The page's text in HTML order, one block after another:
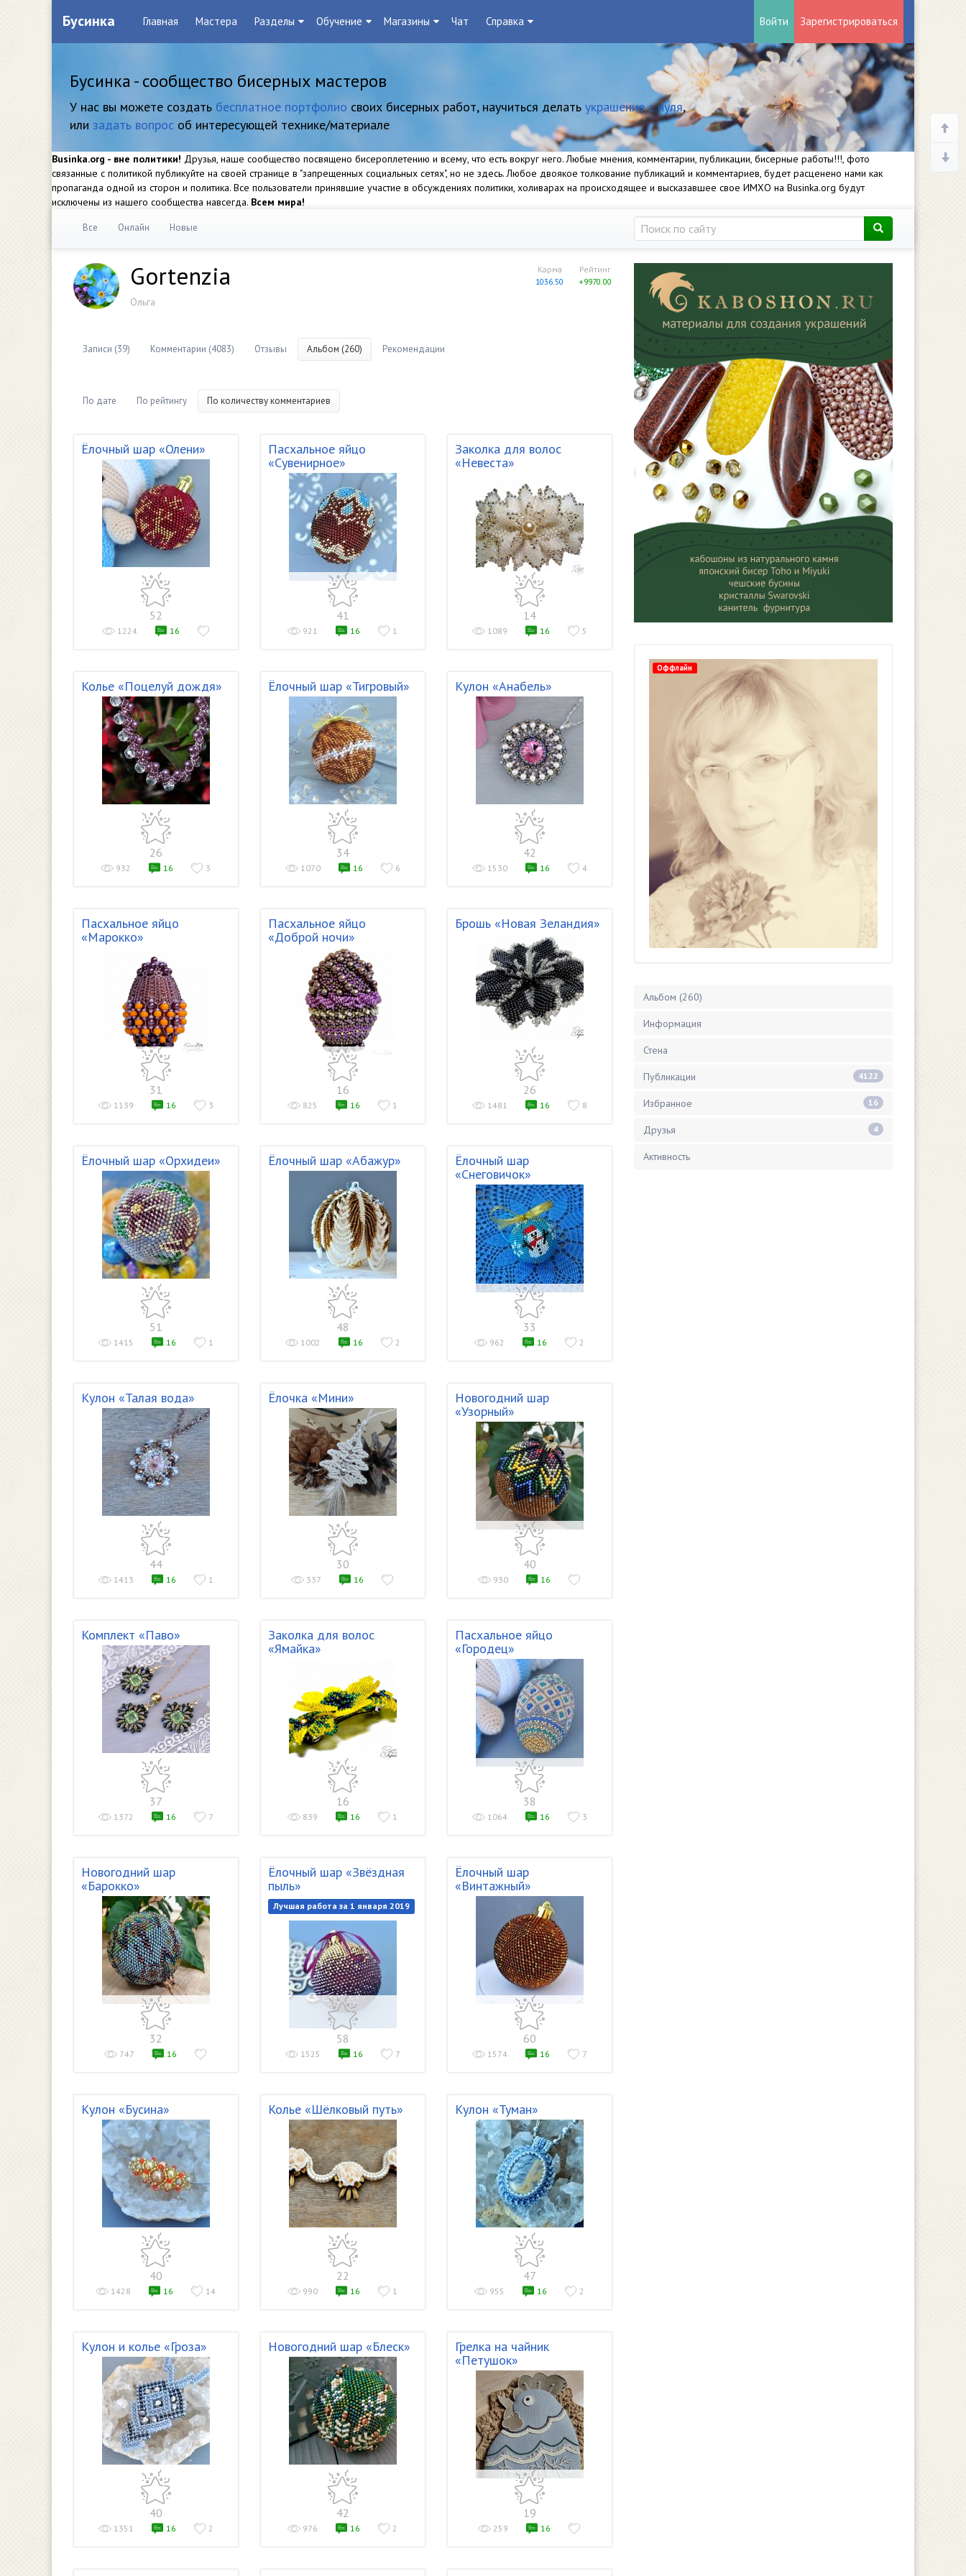
Бусинка Главная Мастера Разделы Обучение Магазины Чат Справка Войти Зарегистрироваться
Бусинка - сообщество бисерных мастеров
У нас вы можете создать бесплатное портфолио своих бисерных работ, научиться делать украшение с нуля,
или задать вопрос об интересующей технике/материале
Businka.org - вне политики! Друзья, наше сообщество посвящено бисероплетению и всему, что есть вокруг него. Любые мнения, комментарии, публикации, бисерные работы!!!, фото
связанные с политикой публикуйте на своей странице в "запрещенных социальных сетях", но не здесь. Любое двоякое толкование публикаций и комментариев, будет расценено нами как
пропаганда одной из сторон и политика. Все пользователи принявшие участие в обсуждениях политики, холиварах на происходящее и высказавшее свое ИМХО на Businka.org будут
исключены из нашего сообщества навсегда. Всем мира!
Все Онлайн Новые
Рейтинг
+9970.00
Карма
1036.50
Gortenzia
Ольга
Записи (39) Комментарии (4083) Отзывы Альбом (260) Рекомендации
По дате По рейтингу По количеству комментариев
Ёлочный шар «Олени»
52
1224 16
Пасхальное яйцо
«Сувенирное»
41
921 16 1
Заколка для волос
«Невеста»
14
1089 16 5
Колье «Поцелуй дождя»
26
932 16 3
Ёлочный шар «Тигровый»
34
1070 16 6
Кулон «Анабель»
42
1530 16 4
Пасхальное яйцо
«Марокко»
31
1139 16 3
Пасхальное яйцо
«Доброй ночи»
16
825 16 1
Брошь «Новая Зеландия»
26
1481 16 8
Ёлочный шар «Орхидеи»
51
1415 16 1
Ёлочный шар «Абажур»
48
1002 16 2
Ёлочный шар
«Снеговичок»
33
962 16 2
Кулон «Талая вода»
44
1413 16 1
Ёлочка «Мини»
30
337 16
Новогодний шар
«Узорный»
40
930 16
Комплект «Паво»
37
1372 16 7
Заколка для волос
«Ямайка»
16
839 16 1
Пасхальное яйцо
«Городец»
38
1064 16 3
Новогодний шар
«Барокко»
32
747 16
Ёлочный шар «Звёздная
пыль»
Лучшая работа за 1 января 2019
58
1525 16 7
Ёлочный шар
«Винтажный»
60
1574 16 7
Кулон «Бусина»
40
1428 16 14
Колье «Шёлковый путь»
22
990 16 1
Кулон «Туман»
47
955 16 2
Кулон и колье «Гроза»
40
1351 16 2
Новогодний шар «Блеск»
42
976 16 2
Грелка на чайник
«Петушок»
19
259 16
Оффлайн
Альбом (260)
Информация
Стена
Публикации 4122
Избранное 16
Друзья 4
Активность